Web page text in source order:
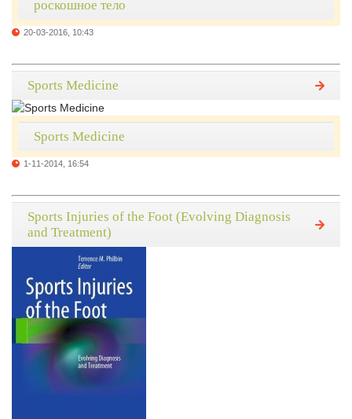
роскошное тело
20-03-2016, 10:43
Sports Medicine
Sports Medicine
1-11-2014, 16:54
Sports Injuries of the Foot (Evolving Diagnosis
and Treatment)